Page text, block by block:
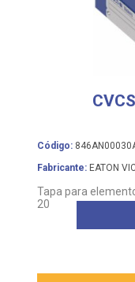
Código:
Fabricante: EATON
Tapa para
20